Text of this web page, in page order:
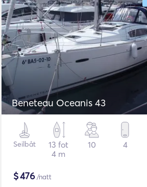
Beneteau Oceanis 43
Seilbåt
13 fot
4 m
10 4
$476/natt